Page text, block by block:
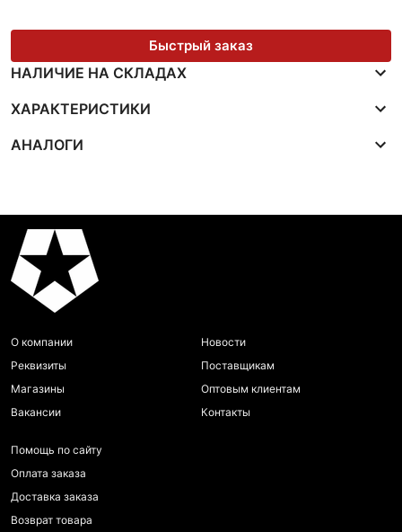
Быстрый заказ
НАЛИЧИЕ НА СКЛАДАХ
ХАРАКТЕРИСТИКИ
АНАЛОГИ
О компании
Реквизиты
Магазины
Вакансии
Новости
Поставщикам
Оптовым клиентам
Контакты
Помощь по сайту
Оплата заказа
Доставка заказа
Возврат товара